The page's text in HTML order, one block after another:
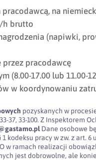
na
h brutto
(napiwki,
pracodawcę
(8.00-17.00 lub 11.00-
w koordynowaniu
pozyskanych w
37, 33-100. Z Inspektorem
Dane osobowe
kodeksu pracy w zw. z art.
w ramach realizacji
jest dobrowolne, ale